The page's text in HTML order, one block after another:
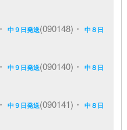
中９日発送(090148)・中８日
中９日発送(090140)・中８日
中９日発送(090141)・中８日